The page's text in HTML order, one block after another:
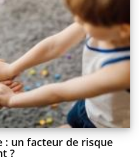
: un facteur de risque
?